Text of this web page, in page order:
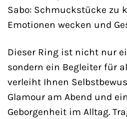
Sabo: Schmuckstücke zu
Emotionen wecken und
Dieser Ring ist nicht nur
sondern ein Begleiter für
verleiht Ihnen
Glamour am Abend und
Geborgenheit im Alltag.